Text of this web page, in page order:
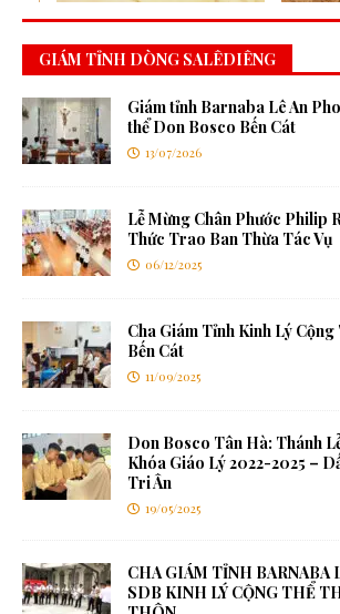
GIÁM TỈNH DÒNG SALÊDIÊNG
Giám tỉnh Barnaba Lê An
thể Don Bosco Bến Cát
13/07/2026
Lễ Mừng Chân Phước Philip
Thức Trao Ban Thừa Tác Vụ
06/12/2025
Cha Giám Tỉnh Kinh Lý
Bến Cát
11/09/2025
Don Bosco Tân Hà: Thánh
Khóa Giáo Lý 2022-2025 –
Tri Ân
19/05/2025
CHA GIÁM TỈNH BARNABA
SDB KINH LÝ CỘNG THỂ